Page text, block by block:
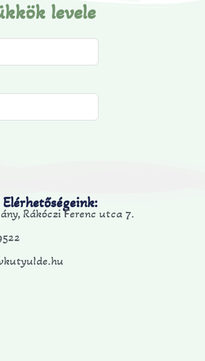
levele
Elérhetőségeink:
Rákóczi Ferenc utca 7.